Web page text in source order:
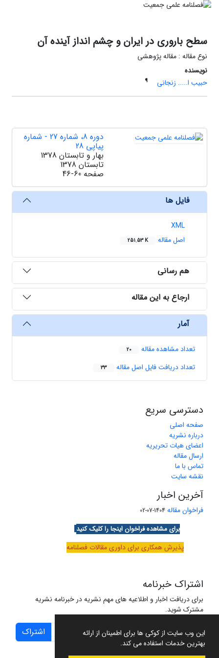
این وب سایت از کوکی ها برای اطمینان از ارائه
بهترین خدمات استفاده می کند.
سطح باروری در ایران و چشم انداز آینده آن
نوع مقاله : مقاله پژوهشی
نویسنده
حبیب ا..... زنجانی
¶
دوره 8، شماره 27 - شماره
پیاپی 28
بهار و تابستان 1378
تابستان 1378
صفحه 46-60
فایل ها
XML
اصل مقاله
251.53 K
هم رسانی
ارجاع به این مقاله
آمار
تعداد مشاهده مقاله 20
تعداد دریافت فایل اصل مقاله 33
دسترسی سریع
صفحه اصلی
درباره نشریه
اعضای هیات تحریریه
ارسال مقاله
تماس با ما
نقشه سایت
آخرین اخبار
فراخوان مقاله 1404-07-02
برای مشاهده فراخوان اینجا را کلیک کنید
پذیرش همکاری برای داوری مقالات فصلنامه
اشتراک خبرنامه
برای دریافت اخبار و اطلاعیه های مهم نشریه در خبرنامه نشریه
مشترک شوید.
اشتراک